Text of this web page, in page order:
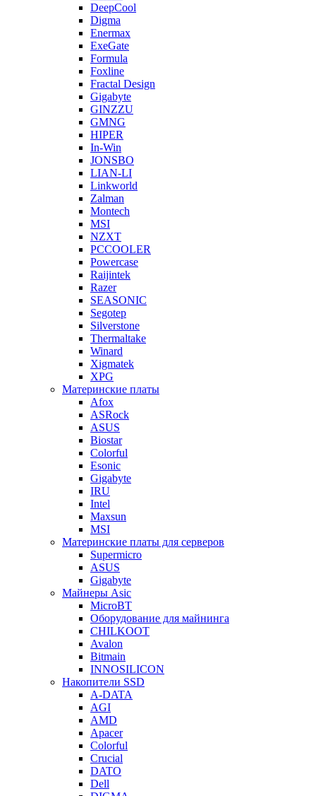
DeepCool
Digma
Enermax
ExeGate
Formula
Foxline
Fractal Design
Gigabyte
GINZZU
GMNG
HIPER
In-Win
JONSBO
LIAN-LI
Linkworld
Zalman
Montech
MSI
NZXT
PCCOOLER
Powercase
Raijintek
Razer
SEASONIC
Segotep
Silverstone
Thermaltake
Winard
Xigmatek
XPG
Материнские платы
Afox
ASRock
ASUS
Biostar
Colorful
Esonic
Gigabyte
IRU
Intel
Maxsun
MSI
Материнские платы для серверов
Supermicro
ASUS
Gigabyte
Майнеры Asic
MicroBT
Оборудование для майнинга
CHILKOOT
Avalon
Bitmain
INNOSILICON
Накопители SSD
A-DATA
AGI
AMD
Apacer
Colorful
Crucial
DATO
Dell